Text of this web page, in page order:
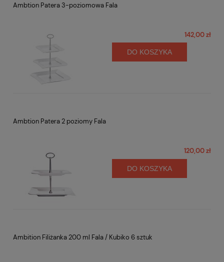
Ambtion Patera 3-poziomowa Fala
142,00 zł
DO KOSZYKA
Ambtion Patera 2 poziomy Fala
120,00 zł
DO KOSZYKA
Ambition Filiżanka 200 ml Fala / Kubiko 6 sztuk